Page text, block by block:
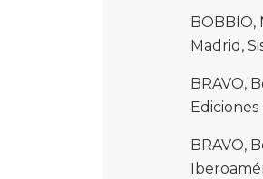
Madrid,
BRAVO,
BRAVO,